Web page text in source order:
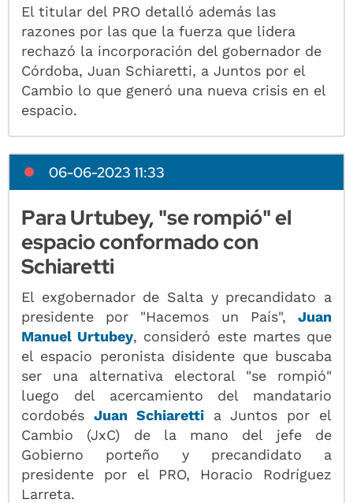
El titular del PRO detalló además las
razones por las que la fuerza que lidera
rechazó la incorporación del gobernador de
Córdoba, Juan Schiaretti, a Juntos por el
Cambio lo que generó una nueva crisis en el
espacio.
06-06-2023 11:33
Para Urtubey, "se rompió" el
espacio conformado con
Schiaretti
El exgobernador de Salta y precandidato a
presidente por "Hacemos un País", Juan
Manuel Urtubey, consideró este martes que
el espacio peronista disidente que buscaba
ser una alternativa electoral "se rompió"
luego del acercamiento del mandatario
cordobés Juan Schiarettia Juntos por el
Cambio (JxC) de la mano del jefe de
Gobierno porteño y precandidato a
presidente por el PRO, Horacio Rodríguez
Larreta.